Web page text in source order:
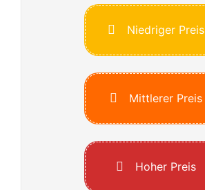
Niedriger Preis
Mittlerer Preis
Hoher Preis